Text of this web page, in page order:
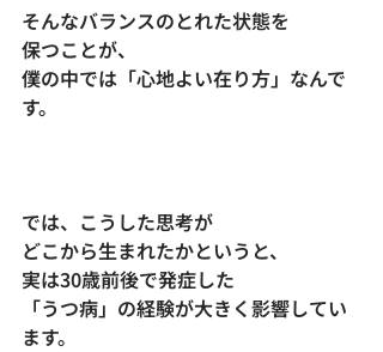
そんなバランスのとれた状態を
保つことが、
僕の中では「心地よい在り方」なんで
す。
では、こうした思考が
どこから生まれたかというと、
実は30歳前後で発症した
「うつ病」の経験が大きく影響してい
ます。